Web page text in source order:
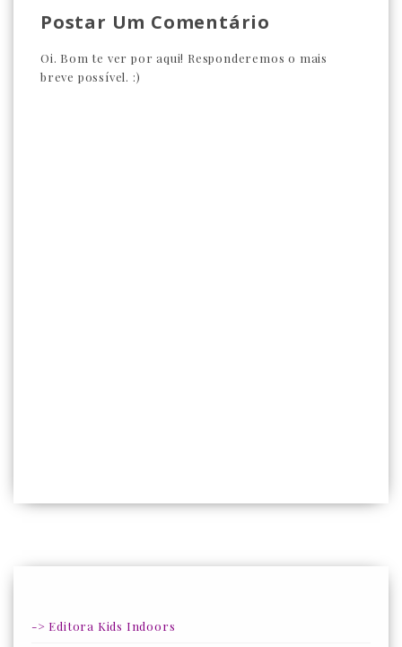
Postar Um Comentário
Oi. Bom te ver por aqui! Responderemos o mais
breve possível. :)
-> Editora Kids Indoors